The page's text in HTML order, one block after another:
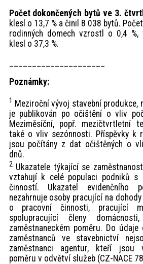
Počet dokončených bytů ve 3.
klesl o 13,7 % a činil 8 038 bytů.
rodinných domech vzrostl o 0,4 %,
klesl o 37,3 %.
Poznámky:
1 Meziroční vývoj stavební produkce,
je publikován po očištění o vliv
Meziměsíční, popř. mezičtvrtletní
také o vliv sezónnosti. Příspěvky k
jsou počítány z dat očištěných o
dnů.
2Ukazatele týkající se
vztahují k celé populaci podniků s
činností. Ukazatel evidenčního
nezahrnuje osoby pracující na
o pracovní činnosti, pracující
spolupracující členy
zaměstnaneckém poměru. Do
zaměstnanců ve stavebnictví
zaměstnanci agentur, kteří jsou
poměru v odvětví služeb (CZ-NACE